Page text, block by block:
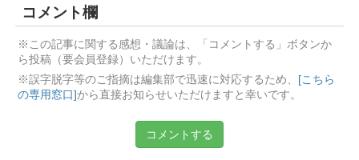
コメント欄
※この記事に関する感想・議論は、「コメントする」ボタンか
ら投稿（要会員登録）いただけます。
※誤字脱字等のご指摘は編集部で迅速に対応するため、
[こちら
の専用窓口]から直接お知らせいただけますと幸いです。
コメントする